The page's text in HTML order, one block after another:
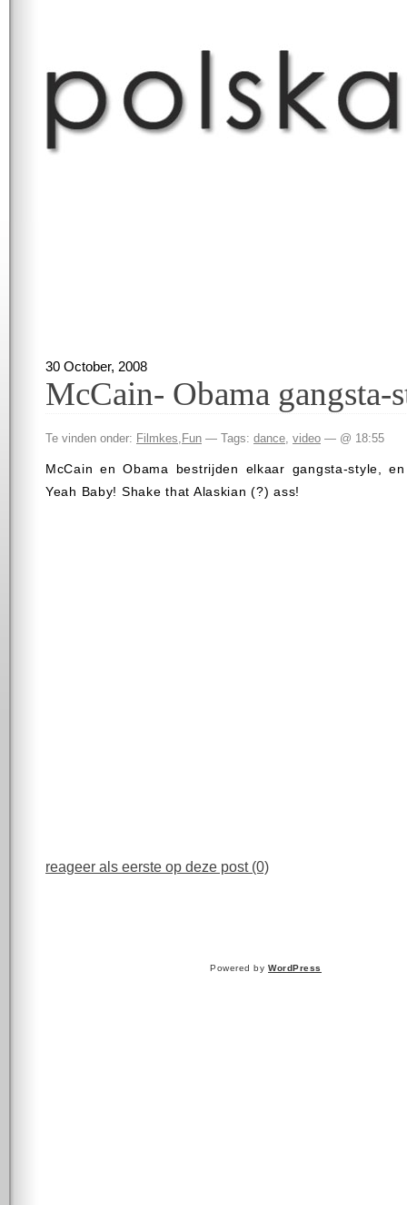
30 October, 2008
McCain- Obama gangsta-
Te vinden onder: Filmkes Fun — Tags: dance video — @ 18:55
McCain en Obama bestrijden elkaar gangsta-style,
Yeah Baby! Shake that Alaskian (?) ass!
reageer als eerste op deze post (0)
Powered byWordPress